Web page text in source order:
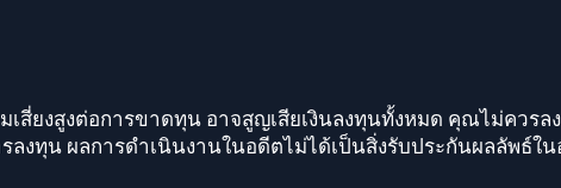
มเสี่ยงสูงต่อการขาดทุน อาจสูญเสียเงินลงทุนทั้งหมด คุณไม่ควร
ลงทุน ผลการดำเนินงานในอดีตไม่ได้เป็นสิ่งรับประกันผลลัพธ์ใ